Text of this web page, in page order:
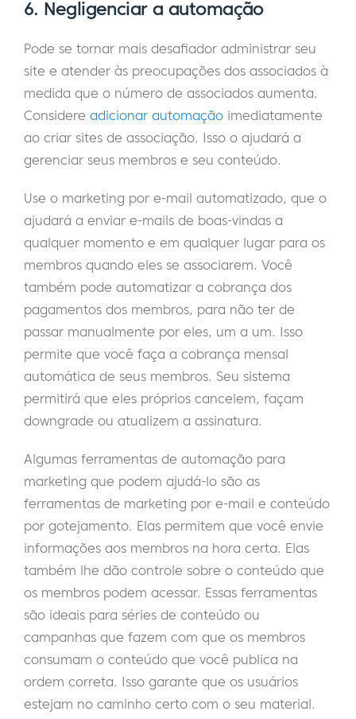
6. Negligenciar a automação
Pode se tornar mais desafiador administrar seu
site e atender às preocupações dos associados à
medida que o número de associados aumenta.
Considere adicionar automação imediatamente
ao criar sites de associação. Isso o ajudará a
gerenciar seus membros e seu conteúdo.
Use o marketing por e-mail automatizado, que o
ajudará a enviar e-mails de boas-vindas a
qualquer momento e em qualquer lugar para os
membros quando eles se associarem. Você
também pode automatizar a cobrança dos
pagamentos dos membros, para não ter de
passar manualmente por eles, um a um. Isso
permite que você faça a cobrança mensal
automática de seus membros. Seu sistema
permitirá que eles próprios cancelem, façam
downgrade ou atualizem a assinatura.
Algumas ferramentas de automação para
marketing que podem ajudá-lo são as
ferramentas de marketing por e-mail e conteúdo
por gotejamento. Elas permitem que você envie
informações aos membros na hora certa. Elas
também lhe dão controle sobre o conteúdo que
os membros podem acessar. Essas ferramentas
são ideais para séries de conteúdo ou
campanhas que fazem com que os membros
consumam o conteúdo que você publica na
ordem correta. Isso garante que os usuários
estejam no caminho certo com o seu material.